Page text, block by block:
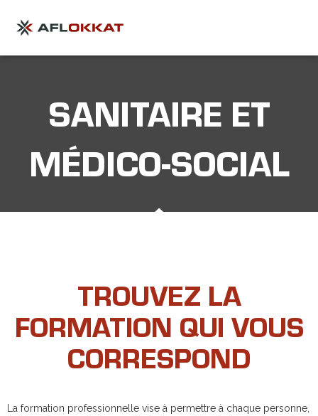
SANITAIRE ET
MÉDICO-SOCIAL
TROUVEZ LA
FORMATION QUI VOUS
CORRESPOND
La formation professionnelle vise à permettre à chaque personne,